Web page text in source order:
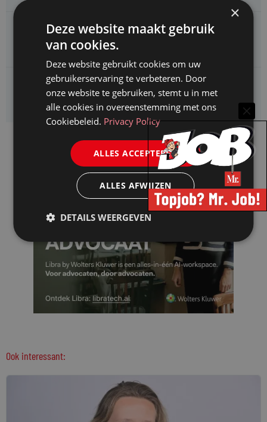
CAOP zoekt een
Juridisch adviseur (junior)
Kifid zoekt een
Jurist- secretaris
Ook interessant:
×
Deze website maakt gebruik
van cookies.
Deze website gebruikt cookies om uw
gebruikerservaring te verbeteren. Door
onze website te gebruiken, stemt u in met
alle cookies in overeenstemming met ons
Cookiebeleid. Privacy Policy
ALLES ACCEPTEREN
ALLES AFWIJZEN
DETAILS WEERGEVEN